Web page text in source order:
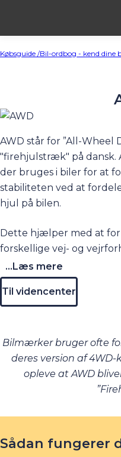
Købsguide /Bil-ordbog - kend dine
AWD står for ”All-Wheel
"firehjulstræk" på dansk.
der bruges i biler for at
stabiliteten ved at
hjul på bilen.
Dette hjælper med at
forskellige vej- og
...Læs mere
Til videncenter
Bilmærker bruger ofte
deres version af
opleve at AWD
Sådan fungerer